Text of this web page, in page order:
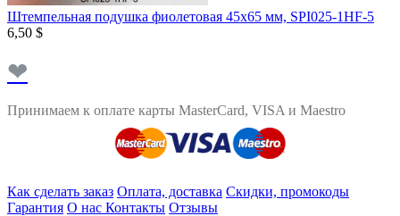
Штемпельная подушка фиолетовая 45х65 мм, SPI025-1HF-5
6,50 $
❤
Принимаем к оплате карты MasterCard, VISA и Maestro
Как сделать заказ Оплата, доставка Скидки, промокоды
Гарантия О нас Контакты Отзывы